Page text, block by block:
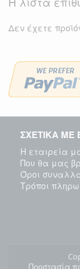
Δεν έχετε
ΣΧΕΤΙΚΑ ΜΕ
Η εταιρεία
Που θα μας
Όροι
Τρόποι
Προστασία